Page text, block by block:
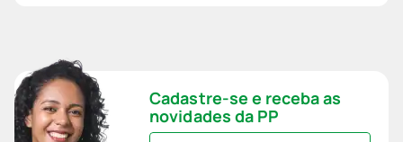
Cadastre-se e receba as
novidades da PP